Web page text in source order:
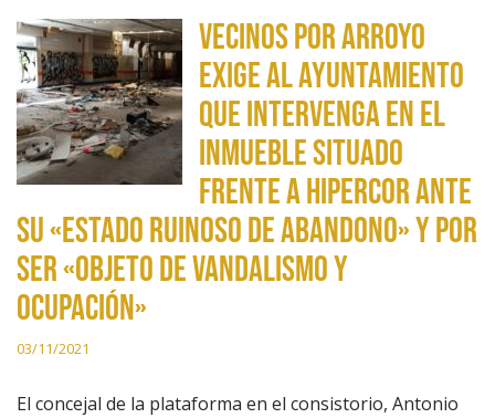
Vecinos por Arroyo
exige al ayuntamiento
que intervenga en el
inmueble situado
frente a Hipercor ante
su «estado ruinoso de abandono» y por
ser «objeto de vandalismo y
ocupación»
03/11/2021
El concejal de la plataforma en el consistorio, Antonio